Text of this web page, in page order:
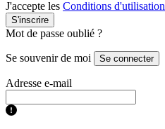
J'accepte les Conditions d'utilisation
S'inscrire
Mot de passe oublié ?
Se souvenir de moi Se connecter
Adresse e-mail